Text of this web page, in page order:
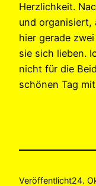
Herzlichkeit.
und organisiert,
hier gerade
sie sich lieben.
nicht für die
schönen Tag
Veröffentlicht24.